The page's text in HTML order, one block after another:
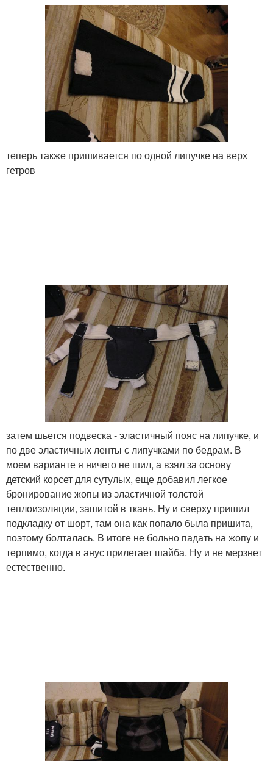
теперь также пришивается по одной липучке на верх
гетров
затем шьется подвеска - эластичный пояс на липучке, и
по две эластичных ленты с липучками по бедрам. В
моем варианте я ничего не шил, а взял за основу
детский корсет для сутулых, еще добавил легкое
бронирование жопы из эластичной толстой
теплоизоляции, зашитой в ткань. Ну и сверху пришил
подкладку от шорт, там она как попало была пришита,
поэтому болталась. В итоге не больно падать на жопу и
терпимо, когда в анус прилетает шайба. Ну и не мерзнет
естественно.